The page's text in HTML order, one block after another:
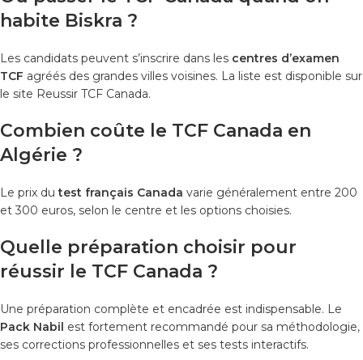
habite Biskra ?
Les candidats peuvent s’inscrire dans les centres d’examen
TCF agréés des grandes villes voisines. La liste est disponible sur
le site Reussir TCF Canada.
Combien coûte le TCF Canada en
Algérie ?
Le prix dutest français Canada varie généralement entre 200
et 300 euros, selon le centre et les options choisies.
Quelle préparation choisir pour
réussir le TCF Canada ?
Une préparation complète et encadrée est indispensable. Le
Pack Nabil est fortement recommandé pour sa méthodologie,
ses corrections professionnelles et ses tests interactifs.